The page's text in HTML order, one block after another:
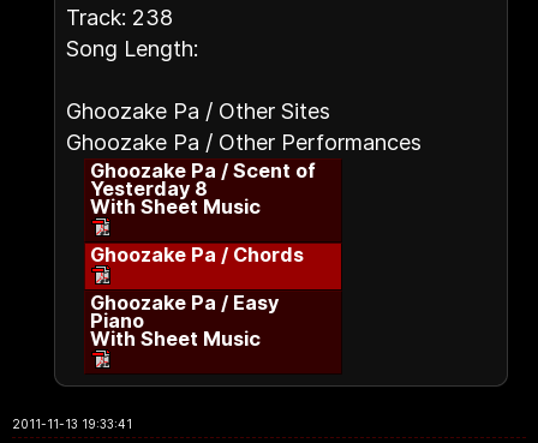
Track: 238
Song Length:
Ghoozake Pa / Other Sites
Ghoozake Pa / Other Performances
Ghoozake Pa / Scent of
Yesterday 8
With Sheet Music
Ghoozake Pa / Chords
Ghoozake Pa / Easy
Piano
With Sheet Music
2011-11-13 19:33:41